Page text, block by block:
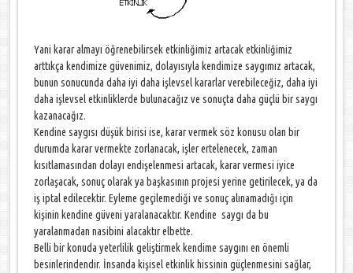
Yani karar almayı öğrenebilirsek etkinliğimiz artacak etkinliğimiz
arttıkça kendimize güvenimiz, dolayısıyla kendimize saygımız artacak,
bunun sonucunda daha iyi daha işlevsel kararlar verebileceğiz, daha iyi
daha işlevsel etkinliklerde bulunacağız ve sonuçta daha güçlü bir saygı
kazanacağız.
Kendine saygısı düşük birisi ise, karar vermek söz konusu olan bir
durumda karar vermekte zorlanacak, işler ertelenecek, zaman
kısıtlamasından dolayı endişelenmesi artacak, karar vermesi iyice
zorlaşacak, sonuç olarak ya başkasının projesi yerine getirilecek, ya da
iş iptal edilecektir. Eyleme geçilemediği ve sonuç alınamadığı için
kişinin kendine güveni yaralanacaktır. Kendine saygı da bu
yaralanmadan nasibini alacaktır elbette.
Belli bir konuda yeterlilik geliştirmek kendime saygını en önemli
besinlerindendir. İnsanda kişisel etkinlik hissinin güçlenmesini sağlar,